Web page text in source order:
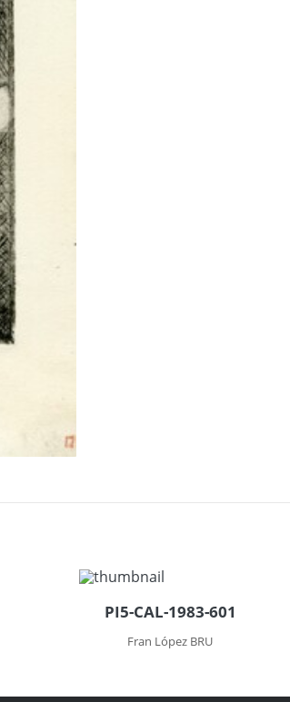
PI5-CAL-1983-601
Fran López BRU